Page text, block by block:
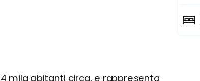
mila abitanti circa, e rappresenta